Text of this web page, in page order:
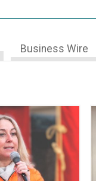
Business Wire